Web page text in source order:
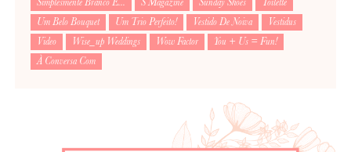
Simplesmente Branco É...
S Magazine Sunday Shoes
Toilette
Um Belo Bouquet
Um Trio Perfeito! Vestido De Noiva
Vestidus
Video
Wise_up Weddings Wow Factor
You + Us = Fun!
À Conversa Com